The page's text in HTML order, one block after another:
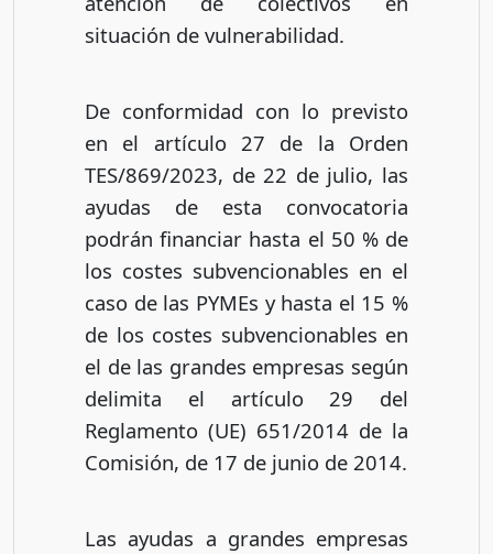
situación de vulnerabilidad.
De conformidad con lo previsto
en el artículo 27 de la Orden
TES/869/2023, de 22 de julio, las
ayudas de esta convocatoria
podrán financiar hasta el 50 % de
los costes subvencionables en el
caso de las PYMEs y hasta el 15 %
de los costes subvencionables en
el de las grandes empresas según
delimita el artículo 29 del
Reglamento (UE) 651/2014 de la
Comisión, de 17 de junio de 2014.
Las ayudas a grandes empresas